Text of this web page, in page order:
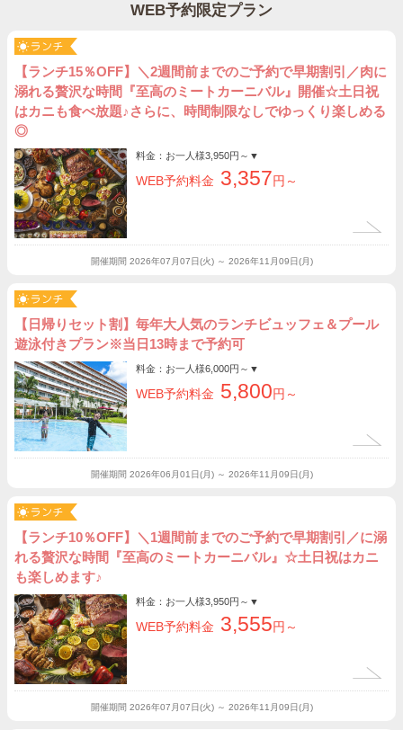
WEB予約限定プラン
【ランチ15％OFF】＼2週間前までのご予約で早期割引／肉に
溺れる贅沢な時間『至高のミートカーニバル』開催☆土日祝
はカニも食べ放題♪さらに、時間制限なしでゆっくり楽しめる
◎
料金：お一人様3,950円～ ▼
WEB予約料金 3,357円～
開催期間 2026年07月07日(火) ～ 2026年11月09日(月)
【日帰りセット割】毎年大人気のランチビュッフェ＆プール
遊泳付きプラン※当日13時まで予約可
料金：お一人様6,000円～ ▼
WEB予約料金 5,800円～
開催期間 2026年06月01日(月) ～ 2026年11月09日(月)
【ランチ10％OFF】＼1週間前までのご予約で早期割引／に溺
れる贅沢な時間『至高のミートカーニバル』☆土日祝はカニ
も楽しめます♪
料金：お一人様3,950円～ ▼
WEB予約料金 3,555円～
開催期間 2026年07月07日(火) ～ 2026年11月09日(月)